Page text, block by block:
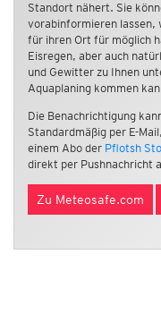
Standort nähert. Sie
vorabinformieren lassen,
für ihren Ort für möglich
Eisregen, aber auch
und Gewitter zu Ihnen
Aquaplaning kommen
Die Benachrichtigung
Standardmäßig per E-
einem Abo der Pflotsh
direkt per Pushnachricht
Zu Meteosafe.com